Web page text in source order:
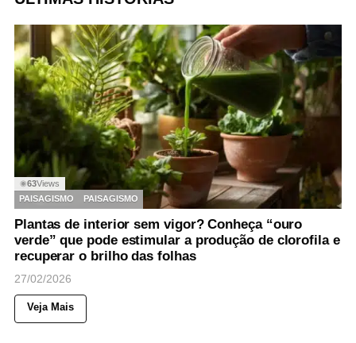
◉63Views
PAISAGISMO
PAISAGISMO
Plantas de interior sem vigor? Conheça “ouro
verde” que pode estimular a produção de clorofila e
recuperar o brilho das folhas
27/02/2026
Veja Mais